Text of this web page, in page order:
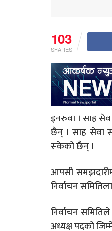
103
SHARES
इनरुवा । साह
छैन् । साह सेवा
सकेको छैन् ।
आपसी
निर्वाचन
निर्वाचन
अध्यक्ष पदको